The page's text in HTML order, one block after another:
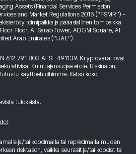
Assets (Financial Services Permission
and Market Regulations 2015 (“FSMR”) -
toimipaikka ja pääasiallinen toimipaikka
Floor, Al Sarab Tower, ADGM Square, Al
Arab Emirates (“UAE”).
612 791 803 AFSL 491139. Kryptovarat ovat
Kuluttajansuojaa ei ole. Riskinä on,
käyttöehtoihimme. Katso koko
tuloksista.
ja/tai kopioimalla tai replikoimalla muiden
riskitason, vaikka seuraisit ja/tai kopioisit tai